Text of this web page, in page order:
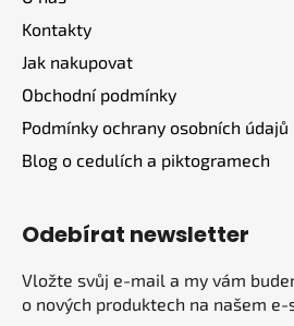
Kontakty
Jak nakupovat
Obchodní podmínky
Podmínky ochrany osobních údajů
Blog o cedulích a piktogramech
Odebírat newsletter
Vložte svůj e-mail a my vám
o nových produktech na našem e-